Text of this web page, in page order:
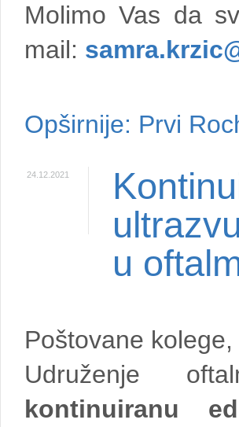
Molimo Vas da
mail:
Opširnije: Prvi
24.12.2021
u
Poštovane kolege,
Udruženje
kontinuiranu